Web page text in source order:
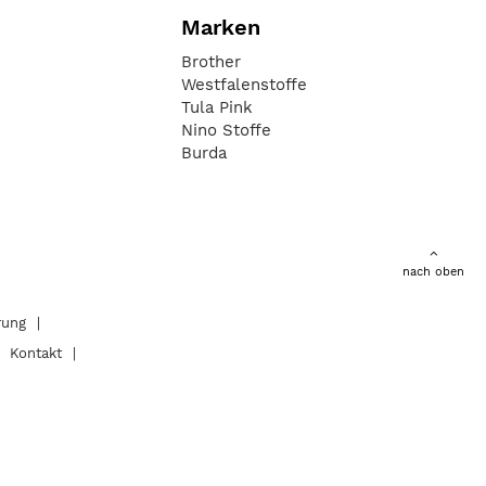
Marken
Brother
Westfalenstoffe
Tula Pink
Nino Stoffe
Burda
nach oben
Kontakt